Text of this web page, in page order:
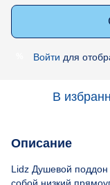
Войти для
В
Описание
Lidz Душевой поддон
собой низкий